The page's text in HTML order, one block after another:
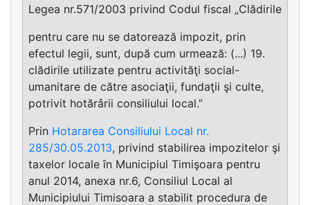
Legea nr.571/2003 privind Codul fiscal „Clădirile
pentru care nu se datorează impozit, prin
efectul legii, sunt, după cum urmează: (...) 19.
clădirile utilizate pentru activităţi social-
umanitare de către asociaţii, fundaţii şi culte,
potrivit hotărârii consiliului local.”
Prin Hotararea Consiliului Local nr.
285/30.05.2013, privind stabilirea impozitelor şi
taxelor locale în Municipiul Timişoara pentru
anul 2014, anexa nr.6, Consiliul Local al
Municipiului Timisoara a stabilit procedura de